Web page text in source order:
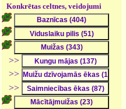
Konkrētas celtnes, veidojumi
>>
>>
>>